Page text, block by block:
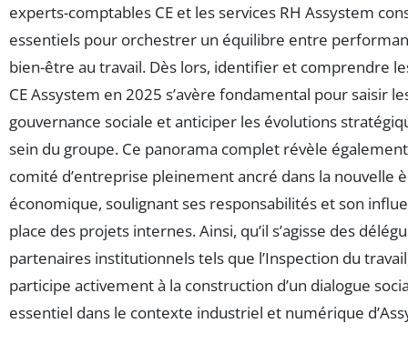
experts-comptables CE et les services RH Assystem
essentiels pour orchestrer un équilibre entre
bien-être au travail. Dès lors, identifier et comprendre
CE Assystem en 2025 s’avère fondamental pour saisir
gouvernance sociale et anticiper les évolutions
sein du groupe. Ce panorama complet révèle
comité d’entreprise pleinement ancré dans la nouvelle
économique, soulignant ses responsabilités et son
place des projets internes. Ainsi, qu’il s’agisse des
partenaires institutionnels tels que l’Inspection du
participe activement à la construction d’un dialogue
essentiel dans le contexte industriel et numérique